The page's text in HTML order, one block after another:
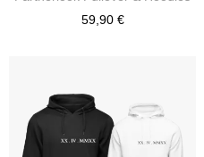
59,90 €